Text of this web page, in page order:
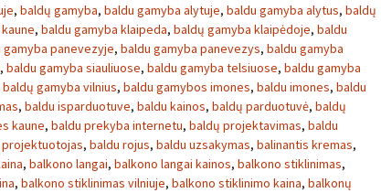
, baldų gamyba, baldu gamyba alytuje, baldu gamyba alytus, baldų
, baldu gamyba klaipeda, baldų gamyba klaipėdoje, baldu
gamyba panevezyje, baldu gamyba panevezys, baldu gamyba
, baldu gamyba siauliuose, baldu gamyba telsiuose, baldu gamyba
baldų gamyba vilnius, baldu gamybos imones, baldu imones, baldu
, baldu isparduotuve, baldu kainos, baldų parduotuvė, baldų
kaune, baldu prekyba internetu, baldų projektavimas, baldu
projektuotojas, baldu rojus, baldu uzsakymas, balinantis kremas,
, balkono langai, balkono langai kainos, balkono stiklinimas,
, balkono stiklinimas vilniuje, balkono stiklinimo kaina, balkonų